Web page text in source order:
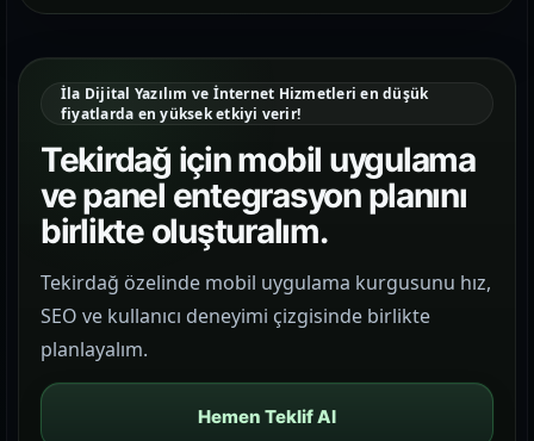
İla Dijital Yazılım ve İnternet Hizmetleri en düşük
fiyatlarda en yüksek etkiyi verir!
Tekirdağ için mobil uygulama
ve panel entegrasyon planını
birlikte oluşturalım.
Tekirdağ özelinde mobil uygulama kurgusunu hız,
SEO ve kullanıcı deneyimi çizgisinde birlikte
planlayalım.
Hemen Teklif Al